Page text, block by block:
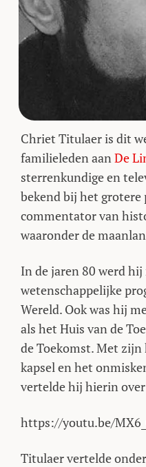
Chriet Titulaer is dit
familieleden aanDe
sterrenkundige en
bekend bij het
commentator van
waaronder de
In de jaren 80 werd
wetenschappelijke
Wereld. Ook was hij
als het Huis van de
de Toekomst. Met
kapsel en het
vertelde hij hierin
https://youtu.be/
Titulaer vertelde